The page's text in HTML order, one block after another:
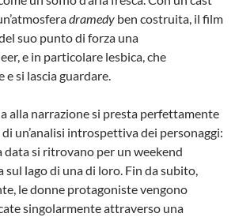
dramedy ben costruita, il film
suo punto di forza una
e in particolare lesbica, che
e si lascia guardare.
alla narrazione si presta perfettamente
di un’analisi introspettiva dei personaggi:
data si ritrovano per un weekend
sul lago di una di loro. Fin da subito,
le donne protagoniste vengono
singolarmente attraverso una